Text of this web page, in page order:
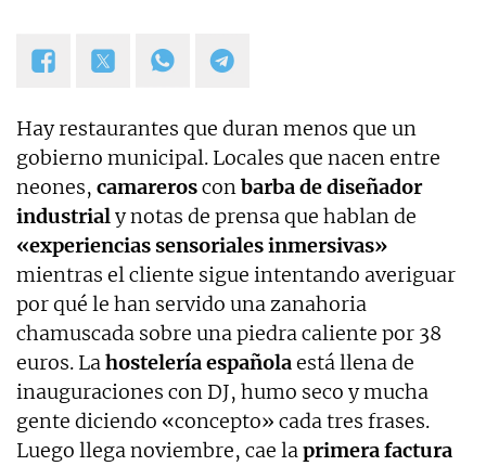
Hay restaurantes que duran menos que un
gobierno municipal. Locales que nacen entre
neones, camarerosconbarba de diseñador
industrialy notas de prensa que hablan de
«experiencias sensoriales inmersivas»
mientras el cliente sigue intentando averiguar
por qué le han servido una zanahoria
chamuscada sobre una piedra caliente por 38
euros. Lahostelería españolaestá llena de
inauguraciones con DJ, humo seco y mucha
gente diciendo «concepto» cada tres frases.
Luego llega noviembre, cae laprimera factura